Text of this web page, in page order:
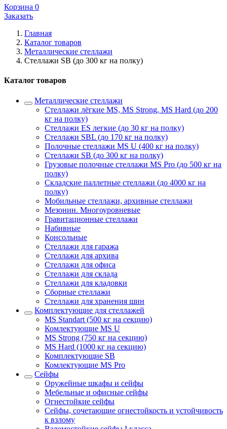
Корзина 0
Заказать
Главная
Каталог товаров
Металлические стеллажи
Стеллажи SB (до 300 кг на полку)
Каталог товаров
Металлические стеллажи
Стеллажи лёгкие MS, MS Strong, MS Hard (до 200
кг на полку)
Стеллажи ES легкие (до 30 кг на полку)
Стеллажи SBL (до 170 кг на полку)
Полочные стеллажи MS U (400 кг на полку)
Стеллажи SB (до 300 кг на полку)
Грузовые полочные стеллажи MS Pro (до 500 кг на
полку)
Складские паллетные стеллажи (до 4000 кг на
полку)
Мобильные стеллажи, архивные стеллажи
Мезонин. Многоуровневые
Гравитационные стеллажи
Набивные
Консольные
Стеллажи для гаража
Стеллажи для архива
Стеллажи для офиса
Стеллажи для склада
Стеллажи для кладовки
Сборные стеллажи
Стеллажи для хранения шин
Комплектующие для стеллажей
MS Standart (500 кг на секцию)
Комлектующие MS U
MS Strong (750 кг на секцию)
MS Hard (1000 кг на секцию)
Комплектующие SB
Комлектующие MS Pro
Сейфы
Оружейные шкафы и сейфы
Мебельные и офисные сейфы
Огнестойкие сейфы
Сейфы, сочетающие огнестойкость и устойчивость
к взлому